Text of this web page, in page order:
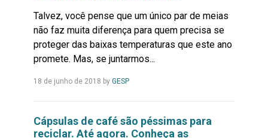
Talvez, você pense que um único par de meias
não faz muita diferença para quem precisa se
proteger das baixas temperaturas que este ano
promete. Mas, se juntarmos...
18 de junho de 2018 by GESPLeia
Cápsulas de café são péssimas para
reciclar. Até agora. Conheça as